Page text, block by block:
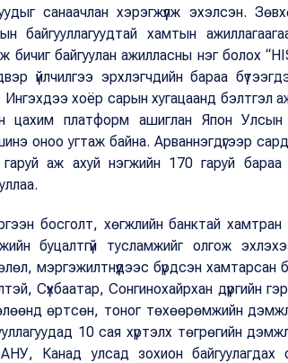
санаачлан хэрэгжүүлж эхэлсэн.
байгууллагуудтай хамтын ажиллагаагаа
бичиг байгуулан ажилласны нэг болох
үйлчилгээ эрхлэгчдийн бараа
Ингэхдээ хоёр сарын хугацаанд бэлтгэл
цахим платформ ашиглан Япон
оноо угтаж байна. Арваннэгдүгээр
аж ахуй нэгжийн 170 гаруй бараа
босголт, хөгжлийн банктай
буцалтгүй тусламжийг олгож
мэргэжилтнүүдээс бүрдсэн хамтарсан
Сүхбаатар, Сонгинохайрхан дүүргийн
өртсөн, тоног төхөөрөмжийн
10 сая хүртэлх төгрөгийн
Канад улсад зохион байгуулагдах